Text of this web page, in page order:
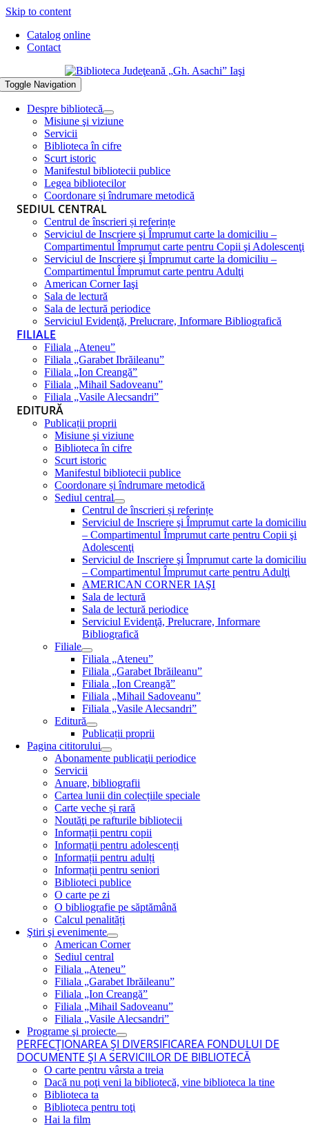
Skip to content
Catalog online
Contact
Toggle Navigation
Despre bibliotecă
Misiune şi viziune
Servicii
Biblioteca în cifre
Scurt istoric
Manifestul bibliotecii publice
Legea bibliotecilor
Coordonare și îndrumare metodică
SEDIUL CENTRAL
Centrul de înscrieri și referințe
Serviciul de Inscriere şi Împrumut carte la domiciliu –
Compartimentul Împrumut carte pentru Copii şi Adolescenţi
Serviciul de Inscriere şi Împrumut carte la domiciliu –
Compartimentul Împrumut carte pentru Adulţi
American Corner Iaşi
Sala de lectură
Sala de lectură periodice
Serviciul Evidenţă, Prelucrare, Informare Bibliografică
FILIALE
Filiala „Ateneu”
Filiala „Garabet Ibrăileanu”
Filiala „Ion Creangă”
Filiala „Mihail Sadoveanu”
Filiala „Vasile Alecsandri”
EDITURĂ
Publicații proprii
Misiune şi viziune
Biblioteca în cifre
Scurt istoric
Manifestul bibliotecii publice
Coordonare și îndrumare metodică
Sediul central
Centrul de înscrieri și referințe
Serviciul de Inscriere şi Împrumut carte la domiciliu
– Compartimentul Împrumut carte pentru Copii şi
Adolescenţi
Serviciul de Inscriere şi Împrumut carte la domiciliu
– Compartimentul Împrumut carte pentru Adulţi
AMERICAN CORNER IAŞI
Sala de lectură
Sala de lectură periodice
Serviciul Evidenţă, Prelucrare, Informare
Bibliografică
Filiale
Filiala „Ateneu”
Filiala „Garabet Ibrăileanu”
Filiala „Ion Creangă”
Filiala „Mihail Sadoveanu”
Filiala „Vasile Alecsandri”
Editură
Publicații proprii
Pagina cititorului
Abonamente publicaţii periodice
Servicii
Anuare, bibliografii
Cartea lunii din colecțiile speciale
Carte veche și rară
Noutăţi pe rafturile bibliotecii
Informații pentru copii
Informații pentru adolescenți
Informații pentru adulți
Informații pentru seniori
Biblioteci publice
O carte pe zi
O bibliografie pe săptămână
Calcul penalități
Ştiri şi evenimente
American Corner
Sediul central
Filiala „Ateneu”
Filiala „Garabet Ibrăileanu”
Filiala „Ion Creangă”
Filiala „Mihail Sadoveanu”
Filiala „Vasile Alecsandri”
Programe şi proiecte
PERFECŢIONAREA ŞI DIVERSIFICAREA FONDULUI DE
DOCUMENTE ŞI A SERVICIILOR DE BIBLIOTECĂ
O carte pentru vârsta a treia
Dacă nu poţi veni la bibliotecă, vine biblioteca la tine
Biblioteca ta
Biblioteca pentru toţi
Hai la film